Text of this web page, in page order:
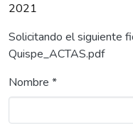
2021
Solicitando el siguiente
Quispe_ACTAS.pdf
Nombre *